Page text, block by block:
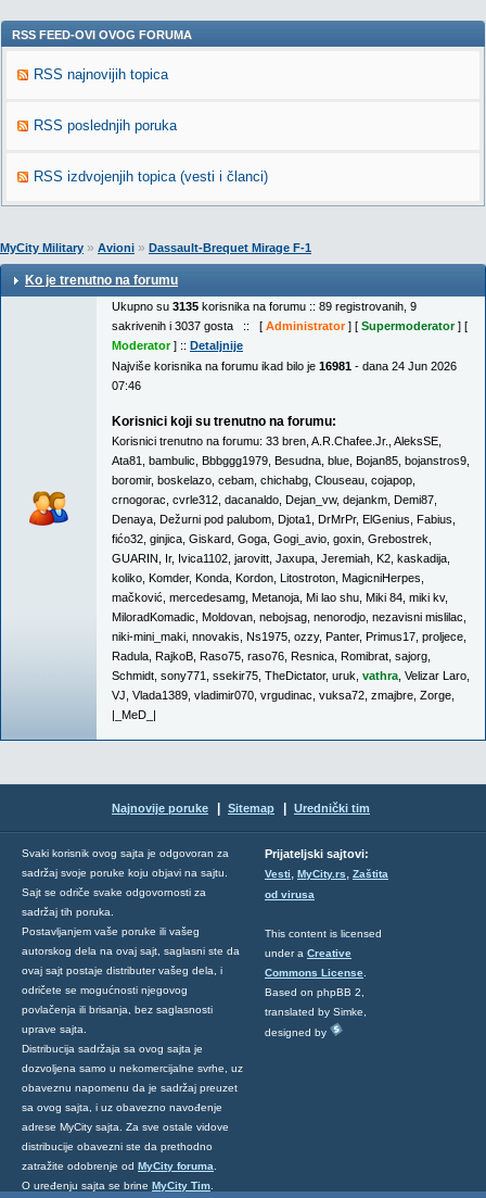
RSS FEED-OVI OVOG FORUMA
RSS najnovijih topica
RSS poslednjih poruka
RSS izdvojenjih topica (vesti i članci)
MyCity Military » Avioni » Dassault-Brequet Mirage F-1
Ko je trenutno na forumu
Ukupno su 3135 korisnika na forumu :: 89 registrovanih, 9
sakrivenih i 3037 gosta :: [ Administrator] [ Supermoderator] [
Moderator] :: Detaljnije
Najviše korisnika na forumu ikad bilo je 16981 - dana 24 Jun 2026
07:46
Korisnici koji su trenutno na forumu:
Korisnici trenutno na forumu: 33 bren A.R.Chafee.Jr. AleksSE
Ata81
bambulic Bbbggg1979 Besudna blue Bojan85 bojanstros9
boromir, boskelazo cebam chichabg Clouseau cojapop
crnogorac cvrle312 dacanaldo Dejan_vw, dejankm Demi87
Denaya Dežurni pod palubom Djota1 DrMrPr, ElGenius Fabius
fićo32 ginjica Giskard Goga Gogi_avio goxin Grebostrek
GUARIN
Ir, Ivica1102 jarovitt Jaxupa Jeremiah K2 kaskadija
koliko Komder, Konda Kordon Litostroton MagicniHerpes
mačković mercedesamg Metanoja Mi lao shu Miki 84 miki kv,
MiloradKomadic Moldovan nebojsag nenorodjo nezavisni mislilac
niki-mini_maki nnovakis Ns1975 ozzy, Panter, Primus17 proljece
Radula RajkoB Raso75 raso76 Resnica Romibrat sajorg
Schmidt sony771 ssekir75 TheDictator, uruk vathra Velizar Laro
VJ Vlada1389 vladimir070 vrgudinac vuksa72 zmajbre Zorge
|_MeD_|
Najnovije poruke Sitemap Urednički tim
Svaki korisnik ovog sajta je odgovoran za
sadržaj svoje poruke koju objavi na sajtu.
Sajt se odriče svake odgovornosti za
sadržaj tih poruka.
Postavljanjem vaše poruke ili vašeg
autorskog dela na ovaj sajt, saglasni ste da
ovaj sajt postaje distributer vašeg dela, i
odričete se mogućnosti njegovog
povlačenja ili brisanja, bez saglasnosti
uprave sajta.
Distribucija sadržaja sa ovog sajta je
dozvoljena samo u nekomercijalne svrhe, uz
obaveznu napomenu da je sadržaj preuzet
sa ovog sajta, i uz obavezno navođenje
adrese MyCity sajta. Za sve ostale vidove
distribucije obavezni ste da prethodno
zatražite odobrenje od MyCity foruma
O uređenju sajta se brine MyCity Tim
Prijateljski sajtovi:
Vesti, MyCity.rs, Zaštita
od virusa
This content is licensed
under a Creative
Commons License
Based on phpBB 2,
translated by Simke,
designed by